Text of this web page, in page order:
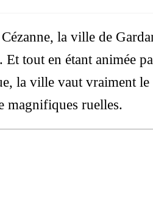
la ville de
tout en étant animée
la ville vaut vraiment le
magnifiques ruelles.